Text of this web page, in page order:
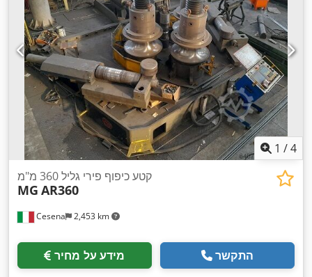
1 /4
Cesena 2,453 km
קטע כיפוף פירי גליל 360 מ"מ
MG AR360
מידע על מחיר התקשר